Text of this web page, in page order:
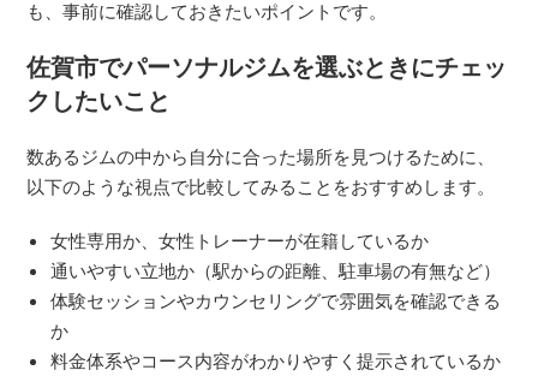
も、事前に確認しておきたいポイントです。
佐賀市でパーソナルジムを選ぶときにチェッ
クしたいこと
数あるジムの中から自分に合った場所を見つけるために、
以下のような視点で比較してみることをおすすめします。
女性専用か、女性トレーナーが在籍しているか
通いやすい立地か（駅からの距離、駐車場の有無など）
体験セッションやカウンセリングで雰囲気を確認できる
か
料金体系やコース内容がわかりやすく提示されているか